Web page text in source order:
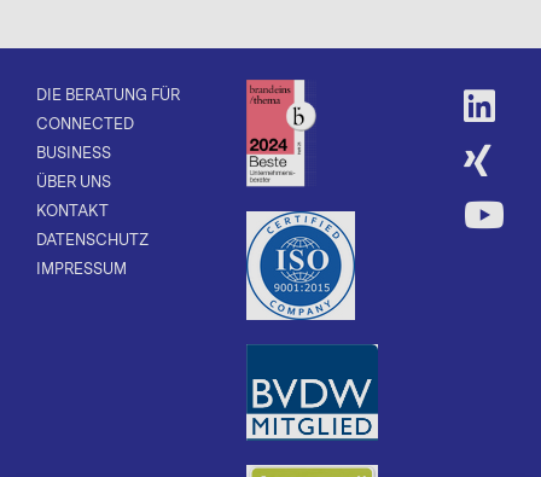
DIE BERATUNG FÜR
CONNECTED
BUSINESS
ÜBER UNS
KONTAKT
DATENSCHUTZ
IMPRESSUM